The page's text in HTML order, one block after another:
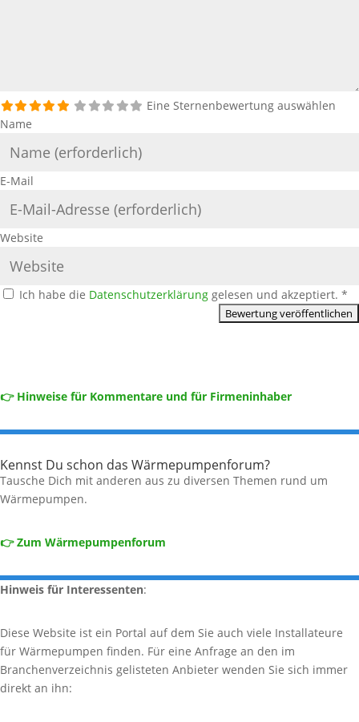
Eine Sternenbewertung auswählen
Name
E-Mail
Website
Ich habe die Datenschutzerklärung gelesen und akzeptiert. *
👉 Hinweise für Kommentare und für Firmeninhaber
Kennst Du schon das Wärmepumpenforum?
Tausche Dich mit anderen aus zu diversen Themen rund um
Wärmepumpen.
👉 Zum Wärmepumpenforum
Hinweis für Interessenten:
Diese Website ist ein Portal auf dem Sie auch viele Installateure
für Wärmepumpen finden. Für eine Anfrage an den im
Branchenverzeichnis gelisteten Anbieter wenden Sie sich immer
direkt an ihn: